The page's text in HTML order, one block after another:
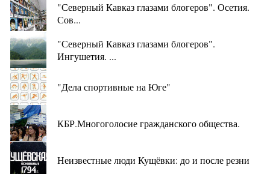
"Северный Кавказ глазами блогеров". Осетия.
Сов...
"Северный Кавказ глазами блогеров".
Ингушетия. ...
"Дела спортивные на Юге"
КБР.Многоголосие гражданского общества.
Неизвестные люди Кущёвки: до и после резни